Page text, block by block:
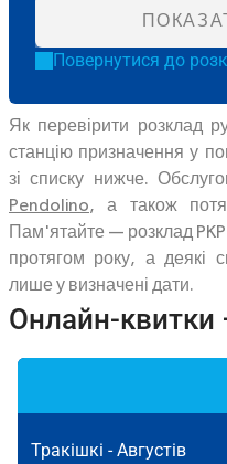
Повернутися до
Як перевірити розклад
станцію призначення у
зі списку нижче.
Pendolino, а також
Пам'ятайте — розклад
протягом року, а деякі
лише у визначені дати.
Онлайн-квитки
Тракішкі -Августів